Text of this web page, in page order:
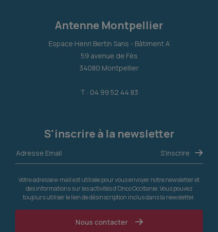
Antenne Montpellier
Espace Henri Bertin Sans - Bâtiment A
59 avenue de Fès
34080 Montpellier
T : 04 99 52 44 83
S'inscrire à la newsletter
Votre adresse e-mail est utilisée pour vous envoyer notre newsletter et
des informations sur les activités d'Onco Occitanie. Vous pouvez
toujours utiliser le lien de désinscription inclus dans la newsletter.
Nous contacter